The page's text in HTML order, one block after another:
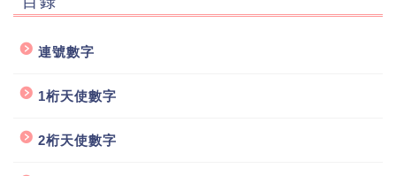
連號數字
1桁天使數字
2桁天使數字